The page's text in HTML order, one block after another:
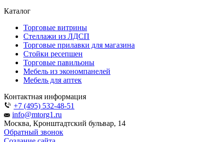
Каталог
Торговые витрины
Стеллажи из ЛДСП
Торговые прилавки для магазина
Стойки ресепшен
Торговые павильоны
Мебель из экономпанелей
Мебель для аптек
Контактная информация
+7 (495) 532-48-51
info@mtorg1.ru
Москва, Кронштадтский бульвар, 14
Обратный звонок